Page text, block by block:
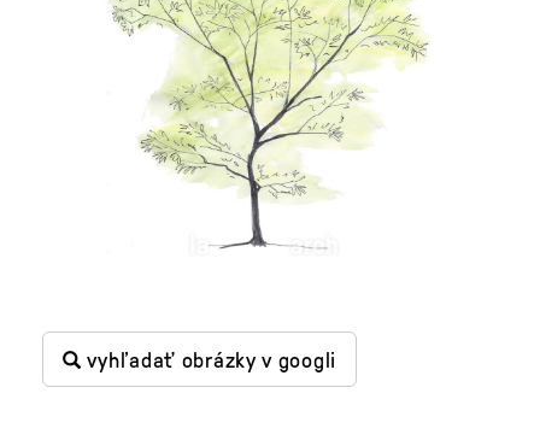
vyhľadať obrázky v googli